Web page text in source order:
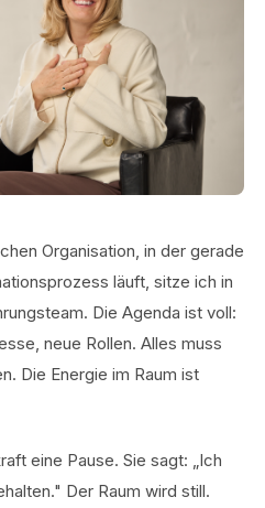
Organisation, in der gerade
läuft, sitze ich in
Die Agenda ist voll:
neue Rollen. Alles muss
Die Energie im Raum ist
eine Pause. Sie sagt: „Ich
Der Raum wird still.